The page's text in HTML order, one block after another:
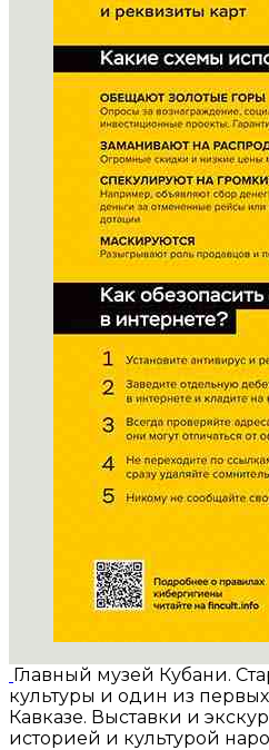
Главный музей Кубани.
культуры и один из
Кавказе. Выставки и
историей и культурой